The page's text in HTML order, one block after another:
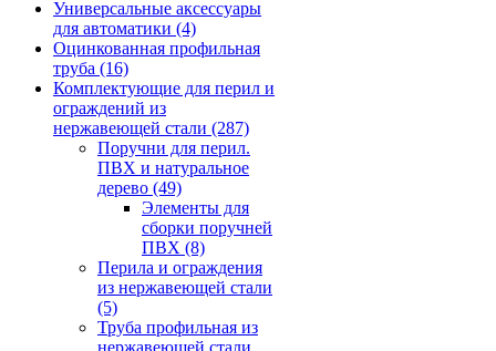
Универсальные аксессуары
для автоматики (4)
Оцинкованная профильная
труба (16)
Комплектующие для перил и
ограждений из
нержавеющей стали (287)
Поручни для перил.
ПВХ и натуральное
дерево (49)
Элементы для
сборки поручней
ПВХ (8)
Перила и ограждения
из нержавеющей стали
(5)
Труба профильная из
нержавеющей стали